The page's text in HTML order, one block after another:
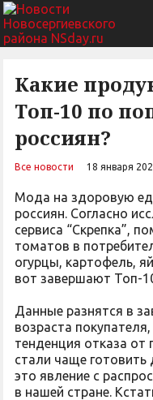
Какие
Топ-10 по
россиян?
Все новости 18 января
Мода на здоровую
россиян. Согласно
сервиса “Скрепка”,
томатов в
огурцы, картофель,
вот завершают Топ-
Данные разнятся в
возраста
тенденция отказа от
стали чаще
это явление с
в нашей стране.